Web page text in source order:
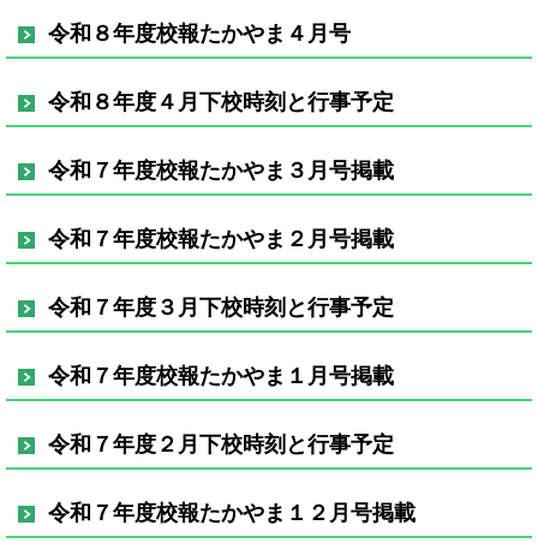
令和８年度校報たかやま４月号
令和８年度４月下校時刻と行事予定
令和７年度校報たかやま３月号掲載
令和７年度校報たかやま２月号掲載
令和７年度３月下校時刻と行事予定
令和７年度校報たかやま１月号掲載
令和７年度２月下校時刻と行事予定
令和７年度校報たかやま１２月号掲載